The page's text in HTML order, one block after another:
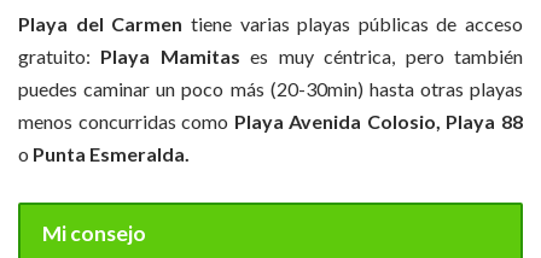
Playa del Carmen tiene varias playas públicas de acceso
gratuito: Playa Mamitas es muy céntrica, pero también
puedes caminar un poco más (20-30min) hasta otras playas
menos concurridas como Playa Avenida Colosio, Playa 88
o Punta Esmeralda.
Mi consejo